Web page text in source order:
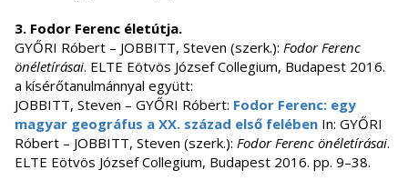
3. Fodor Ferenc életútja.
GYŐRI Róbert – JOBBITT, Steven (szerk.): Fodor Ferenc
önéletírásai. ELTE Eötvös József Collegium, Budapest 2016.
a kísérőtanulmánnyal együtt:
JOBBITT, Steven – GYŐRI Róbert: Fodor Ferenc: egy
magyar geográfus a XX. század első felében In: GYŐRI
Róbert – JOBBITT, Steven (szerk.): Fodor Ferenc önéletírásai.
ELTE Eötvös József Collegium, Budapest 2016. pp. 9–38.